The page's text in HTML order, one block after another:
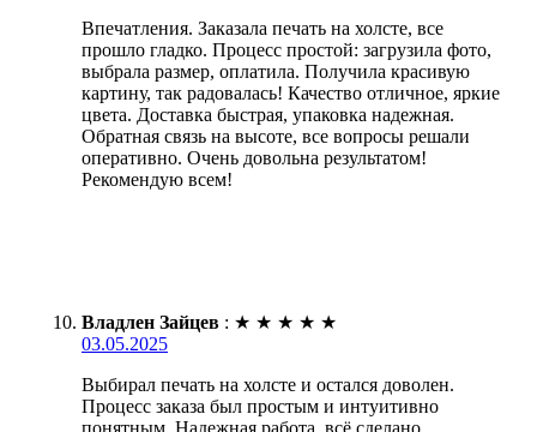
Впечатления. Заказала печать на холсте, все
прошло гладко. Процесс простой: загрузила фото,
выбрала размер, оплатила. Получила красивую
картину, так радовалась! Качество отличное, яркие
цвета. Доставка быстрая, упаковка надежная.
Обратная связь на высоте, все вопросы решали
оперативно. Очень довольна результатом!
Рекомендую всем!
Владлен Зайцев : ★ ★ ★ ★ ★
03.05.2025
Выбирал печать на холсте и остался доволен.
Процесс заказа был простым и интуитивно
понятным. Надежная работа, всё сделано